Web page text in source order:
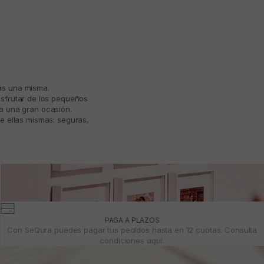
una misma.
de los pequeños
una gran ocasión.
ellas mismas: seguras,
PAGA A PLAZOS
Con SeQura puedes pagar tus pedidos hasta en 12 cuotas. Consulta
condiciones aquí.